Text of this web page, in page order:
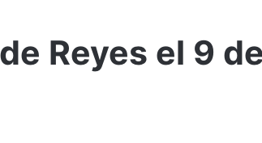
Reyes el 9 de